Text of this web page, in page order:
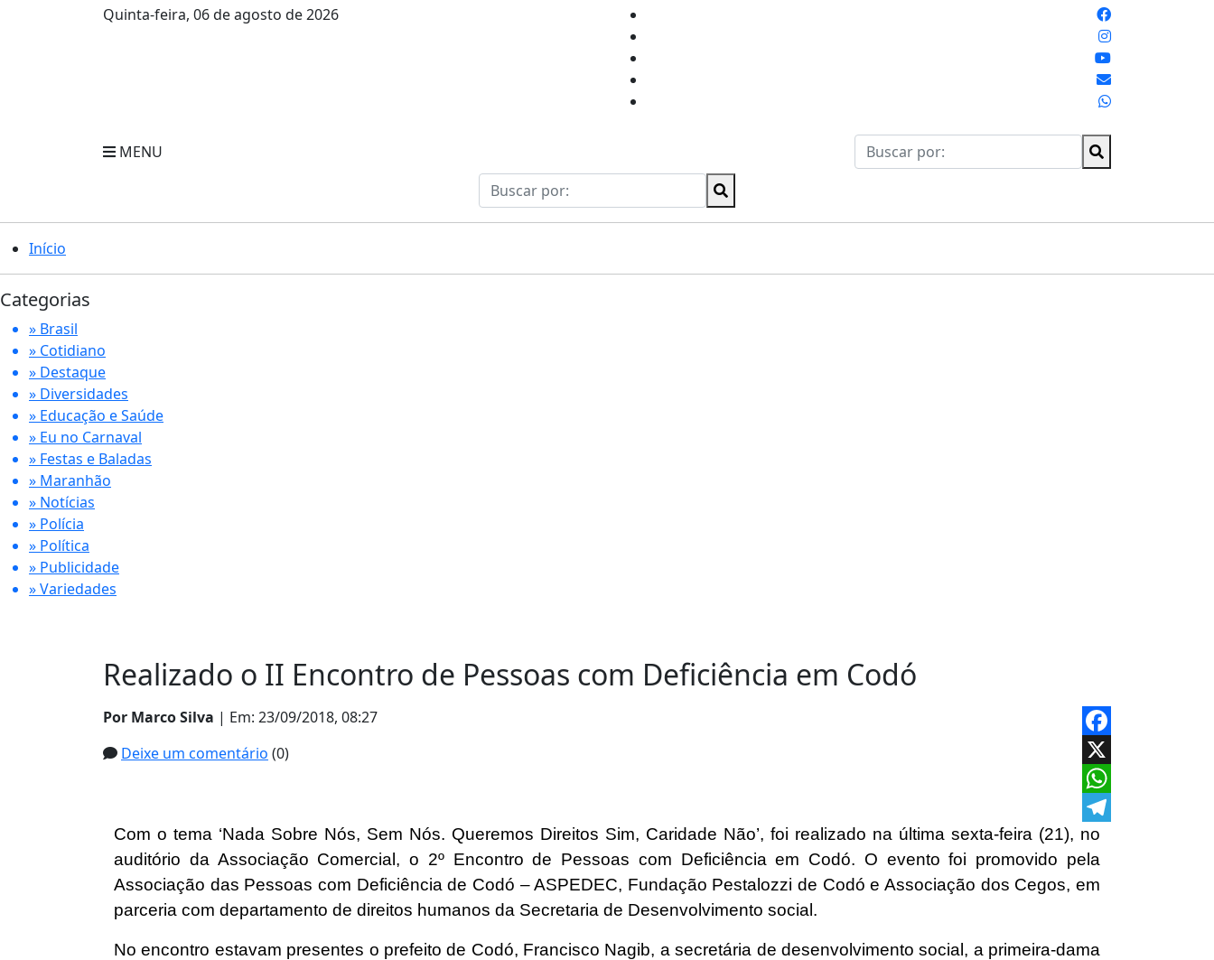
Quinta-feira, 06 de agosto de 2026
MENU
Início
Categorias
» Brasil
» Cotidiano
» Destaque
» Diversidades
» Educação e Saúde
» Eu no Carnaval
» Festas e Baladas
» Maranhão
» Notícias
» Polícia
» Política
» Publicidade
» Variedades
Realizado o II Encontro de Pessoas com Deficiência em Codó
Por Marco Silva | Em: 23/09/2018, 08:27
Deixe um comentário (0)
Facebook
X
WhatsApp
Telegram
Com o tema ‘Nada Sobre Nós, Sem Nós. Queremos Direitos Sim, Caridade Não’, foi realizado na última sexta-feira (21), no
auditório da Associação Comercial, o 2º Encontro de Pessoas com Deficiência em Codó. O evento foi promovido pela
Associação das Pessoas com Deficiência de Codó – ASPEDEC, Fundação Pestalozzi de Codó e Associação dos Cegos, em
parceria com departamento de direitos humanos da Secretaria de Desenvolvimento social.
No encontro estavam presentes o prefeito de Codó, Francisco Nagib, a secretária de desenvolvimento social, a primeira-dama